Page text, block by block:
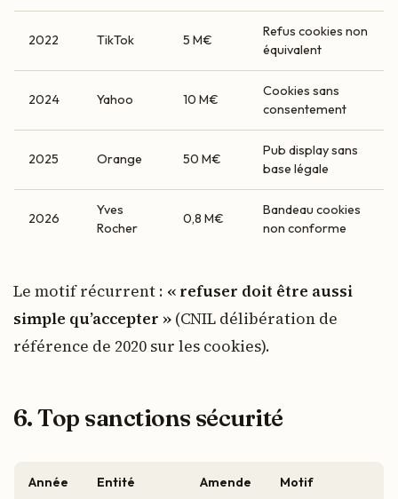
2022 TikTok 5 M€
Refus cookies non
équivalent
2024 Yahoo 10 M€
Cookies sans
consentement
2025 Orange 50 M€
Pub display sans
base légale
2026
Yves
Rocher
0,8 M€
Bandeau cookies
non conforme
Le motif récurrent : « refuser doit être aussi
simple qu’accepter » (CNIL délibération de
référence de 2020 sur les cookies).
6. Top sanctions sécurité
Année Entité Amende Motif